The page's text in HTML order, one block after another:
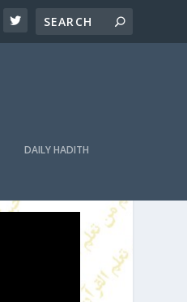
DAILY HADITH